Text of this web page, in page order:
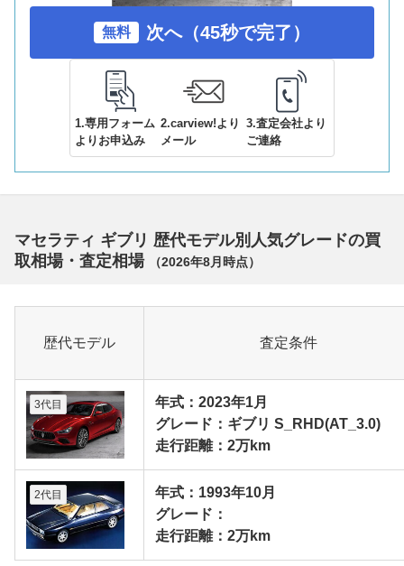
無料 次へ（45秒で完了）
1.専用フォーム
よりお申込み
2.carview!より
メール
3.査定会社より
ご連絡
マセラティ ギブリ 歴代モデル別人気グレードの買
取相場・査定相場
（2026年8月 時点）
歴代モデル 査定条件
3代目
年式：2023年1月
グレード：ギブリ S_RHD(AT_3.0)
走行距離：2万km
2代目
年式：1993年10月
グレード：
走行距離：2万km